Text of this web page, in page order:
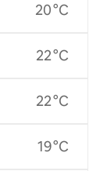
20 °C
22 °C
22 °C
19 °C